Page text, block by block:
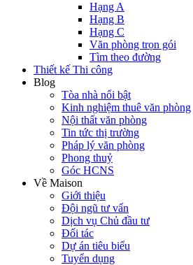
Hạng A
Hạng B
Hạng C
Văn phòng trọn gói
Tìm theo đường
Thiết kế Thi công
Blog
Tòa nhà nổi bật
Kinh nghiệm thuê văn phòng
Nội thất văn phòng
Tin tức thị trường
Pháp lý văn phòng
Phong thuỷ
Góc HCNS
Về Maison
Giới thiệu
Đội ngũ tư vấn
Dịch vụ Chủ đầu tư
Đối tác
Dự án tiêu biểu
Tuyển dụng